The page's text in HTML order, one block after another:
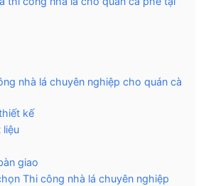
nhà lá chuyên nghiệp cho quán cà
kế
liệu
giao
Thi công nhà lá chuyên nghiệp